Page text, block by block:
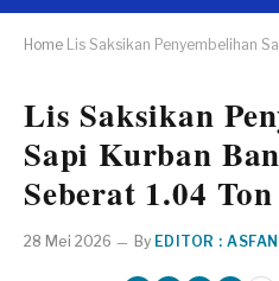
Home Lis Saksikan Penyembelihan Sapi
Lis Saksikan
Sapi Kurban
Seberat 1.04 Ton
28 Mei 2026 By EDITOR :